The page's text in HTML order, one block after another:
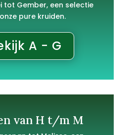
tot Gember, een selectie
pure kruiden.
A - G
van H t/m M